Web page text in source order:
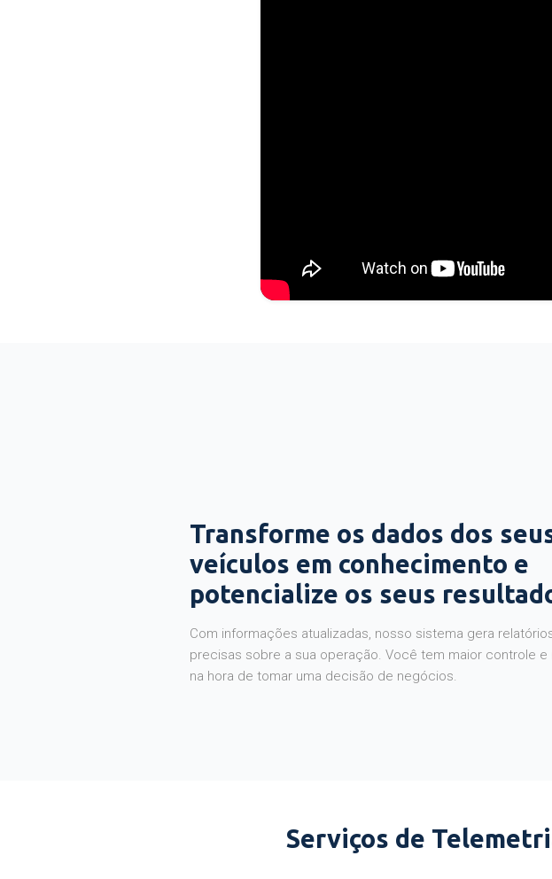
Transforme os dados dos
veículos em conhecimento e
potencialize os seus
Com informações atualizadas, nosso sistema gera relatórios
precisas sobre a sua operação. Você tem maior controle e
na hora de tomar uma decisão de negócios.
Serviços de